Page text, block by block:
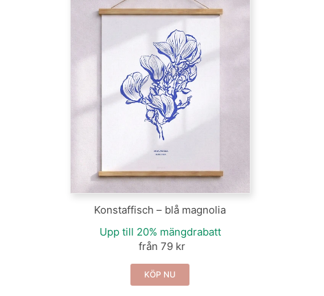
Konstaffisch – blå magnolia
Upp till 20% mängdrabatt
från 79 kr
KÖP NU